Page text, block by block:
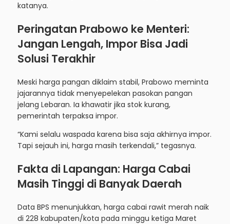
katanya.
Peringatan Prabowo ke Menteri:
Jangan Lengah, Impor Bisa Jadi
Solusi Terakhir
Meski harga pangan diklaim stabil, Prabowo meminta
jajarannya tidak menyepelekan pasokan pangan
jelang Lebaran. Ia khawatir jika stok kurang,
pemerintah terpaksa impor.
“Kami selalu waspada karena bisa saja akhirnya impor.
Tapi sejauh ini, harga masih terkendali,” tegasnya.
Fakta di Lapangan: Harga Cabai
Masih Tinggi di Banyak Daerah
Data BPS menunjukkan, harga cabai rawit merah naik
di 228 kabupaten/kota pada minggu ketiga Maret